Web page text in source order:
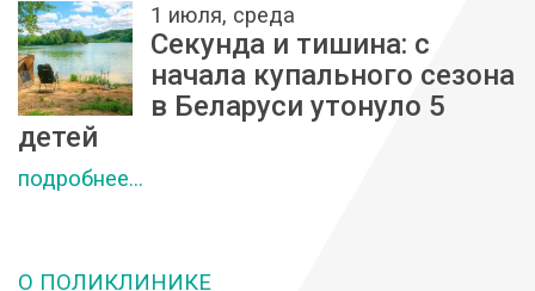
1 июля, среда
Секунда и тишина: с
начала купального сезона
в Беларуси утонуло 5
детей
подробнее...
О ПОЛИКЛИНИКЕ